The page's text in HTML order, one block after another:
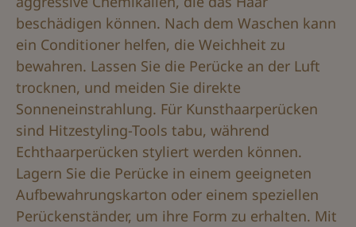
beschädigen können. Nach dem Waschen kann
ein Conditioner helfen, die Weichheit zu
bewahren. Lassen Sie die Perücke an der Luft
trocknen, und meiden Sie direkte
Sonneneinstrahlung. Für Kunsthaarperücken
sind Hitzestyling-Tools tabu, während
Echthaarperücken styliert werden können.
Lagern Sie die Perücke in einem geeigneten
Aufbewahrungskarton oder einem speziellen
Perückenständer, um ihre Form zu erhalten. Mit